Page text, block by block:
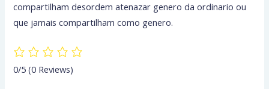
compartilham desordem atenazar genero da ordinario ou
que jamais compartilham como genero.
0/5(0 Reviews)